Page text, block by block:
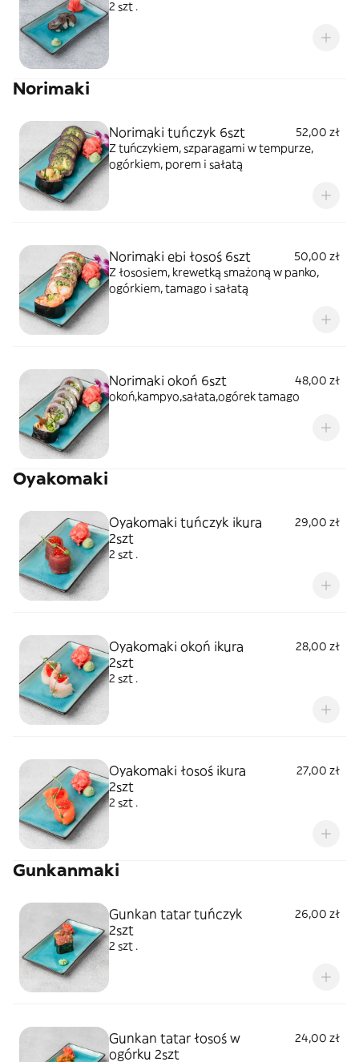
2 szt .
Norimaki
Norimaki tuńczyk 6szt
52,00 zł
Z tuńczykiem, szparagami w tempurze,
ogórkiem, porem i sałatą
Norimaki ebi łosoś 6szt
50,00 zł
Z łososiem, krewetką smażoną w panko,
ogórkiem, tamago i sałatą
Norimaki okoń 6szt
48,00 zł
okoń,kampyo,sałata,ogórek tamago
Oyakomaki
Oyakomaki tuńczyk ikura
2szt
29,00 zł
2 szt .
Oyakomaki okoń ikura
2szt
28,00 zł
2 szt .
Oyakomaki łosoś ikura
2szt
27,00 zł
2 szt .
Gunkanmaki
Gunkan tatar tuńczyk
2szt
26,00 zł
2 szt .
Gunkan tatar łosoś w
ogórku 2szt
24,00 zł